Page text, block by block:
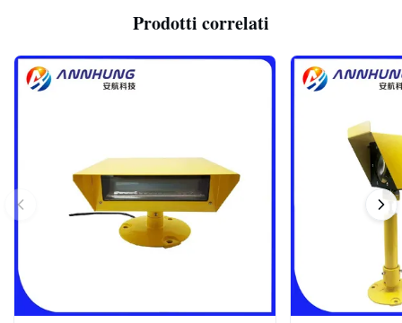
Prodotti correlati